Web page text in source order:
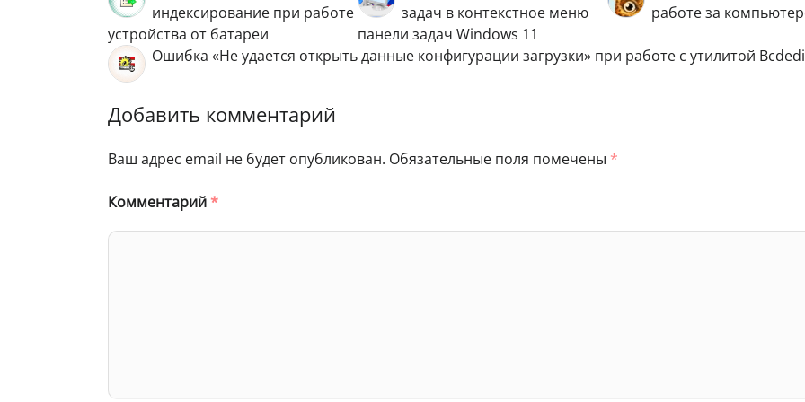
индексирование при работе
устройства от батареи
задач в контекстное меню
панели задач Windows 11
работе за
Ошибка «Не удается открыть данные конфигурации загрузки» при работе с утилитой
Добавить комментарий
Ваш адрес email не будет опубликован. Обязательные поля помечены *
Комментарий*